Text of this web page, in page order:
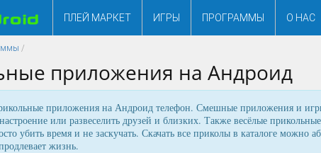
ПЛЕЙ МАРКЕТ ИГРЫ ПРОГРАММЫ О НАС
/
приложения на Андроид
приложения на Андроид телефон. Смешные приложения и
или развеселить друзей и близких. Также весёлые
убить время и не заскучать. Скачать все приколы в каталоге можно
жизнь.